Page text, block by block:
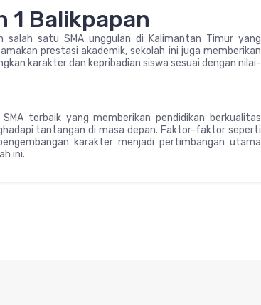
1 Balikpapan
salah satu SMA unggulan di Kalimantan Timur yang
prestasi akademik, sekolah ini juga memberikan
karakter dan kepribadian siswa sesuai dengan nilai-
terbaik yang memberikan pendidikan berkualitas
tantangan di masa depan. Faktor-faktor seperti
karakter menjadi pertimbangan utama
ini.